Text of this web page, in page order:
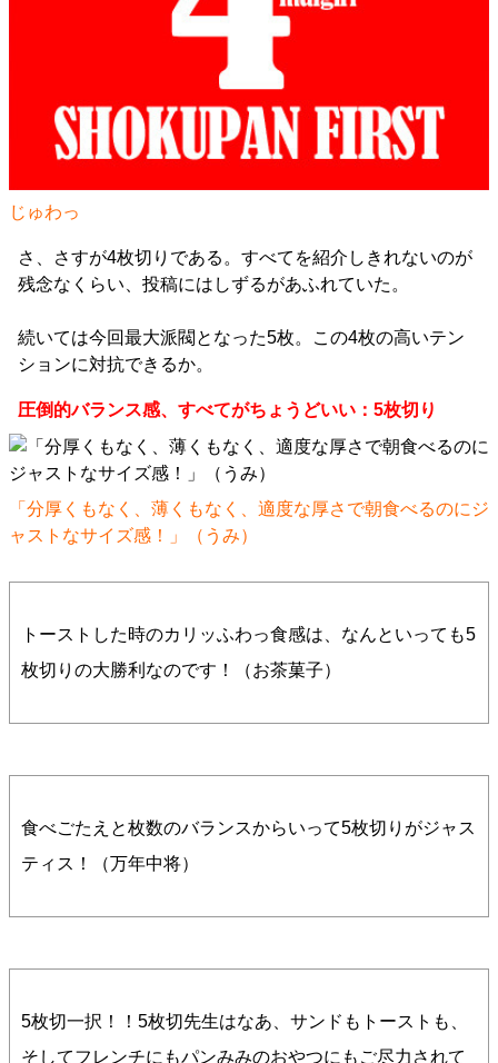
じゅわっ
さ、さすが4枚切りである。すべてを紹介しきれないのが
残念なくらい、投稿にはしずるがあふれていた。
続いては今回最大派閥となった5枚。この4枚の高いテン
ションに対抗できるか。
圧倒的バランス感、すべてがちょうどいい：5枚切り
「分厚くもなく、薄くもなく、適度な厚さで朝食べるのにジ
ャストなサイズ感！」（うみ）
トーストした時のカリッふわっ食感は、なんといっても5
枚切りの大勝利なのです！（お茶菓子）
食べごたえと枚数のバランスからいって5枚切りがジャス
ティス！（万年中将）
5枚切一択！！5枚切先生はなあ、サンドもトーストも、
そしてフレンチにもパンみみのおやつにもご尽力されて